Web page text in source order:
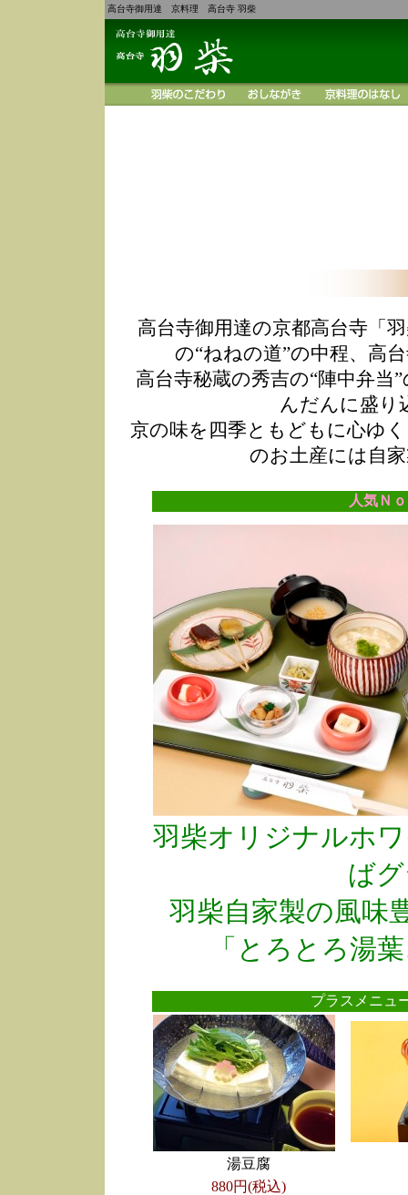
高台寺御用達 京料理 高台寺 羽柴
高台寺御用達の京都高台寺「
の“ねねの道”の中程、高
高台寺秘蔵の秀吉の“陣中弁
んだんに盛り
京の味を四季ともどもに心ゆ
のお土産には自
人気Ｎ
羽柴オリジナルホ
ば
羽柴自家製の風味
「とろとろ湯
プラスメニ
湯豆腐
880円(税込)